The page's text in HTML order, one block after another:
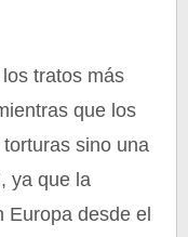
tratos más
que los
sino una
ya que la
desde el